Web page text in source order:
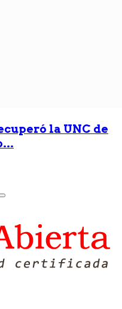
la UNC de